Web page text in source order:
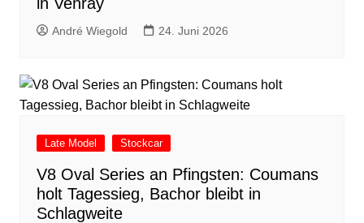
André Wiegold 24. Juni 2026
Late Model Stockcar
V8 Oval Series an Pfingsten: Coumans
holt Tagessieg, Bachor bleibt in
Schlagweite